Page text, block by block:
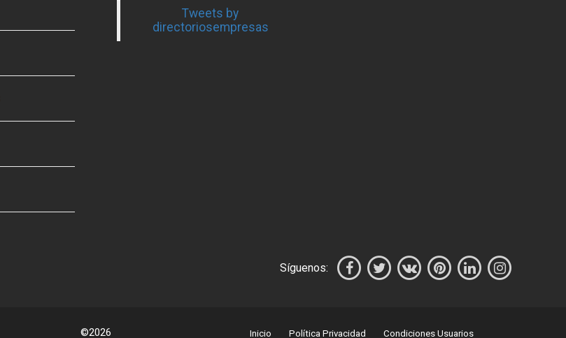
Tweets by
directoriosempresas
Síguenos:
©2026 Inicio Política Privacidad Condiciones Usuarios